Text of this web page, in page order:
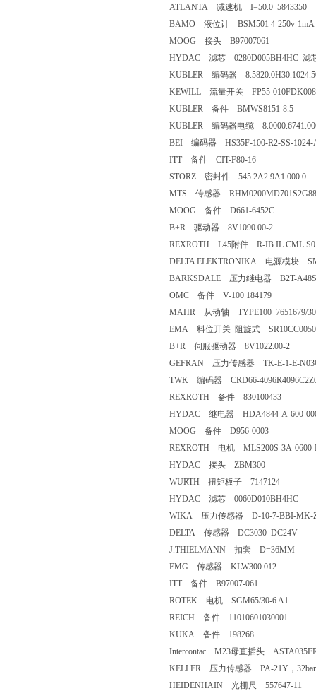
ATLANTA 减速机 I=50.0 5843350
BAMO 液位计 BSM501 4-250v-
MOOG 接头 B97007061
HYDAC 滤芯 0280D005BH4HC 滤
KUBLER 编码器
KEWILL 流量开关 FP55-
KUBLER 备件 BMWS8151-8.5
KUBLER 编码器电缆
BEI 编码器 HS35F-100-R2-SS-1024-
ITT 备件 CIT-F80-16
STORZ 密封件 545.2A2.9A1.000.0
MTS 传感器
MOOG 备件 D661-6452C
B+R 驱动器 8V1090.00-2
REXROTH L45附件 R-IB IL CML
DELTA ELEKTRONIKA 电源模块 SM
BARKSDALE 压力继电器 B2T-
OMC 备件 V-100 184179
MAHR 从动轴 TYPE100 7651679/
EMA 料位开关_阻旋式
B+R 伺服驱动器 8V1022.00-2
GEFRAN 压力传感器 TK-E-1-E-
TWK 编码器 CRD66-
REXROTH 备件 830100433
HYDAC 继电器 HDA4844-A-600-
MOOG 备件 D956-0003
REXROTH 电机 MLS200S-3A-0600-
HYDAC 接头 ZBM300
WURTH 扭矩板子 7147124
HYDAC 滤芯 0060D010BH4HC
WIKA 压力传感器 D-10-7-BBI-MK-
DELTA 传感器 DC3030 DC24V
J.THIELMANN 扣套 D=36MM
EMG 传感器 KLW300.012
ITT 备件 B97007-061
ROTEK 电机 SGM65/30-6 A1
REICH 备件 11010601030001
KUKA 备件 198268
Intercontac M23母直插头
KELLER 压力传感器 PA-21Y，32bar/
HEIDENHAIN 光栅尺 557647-11